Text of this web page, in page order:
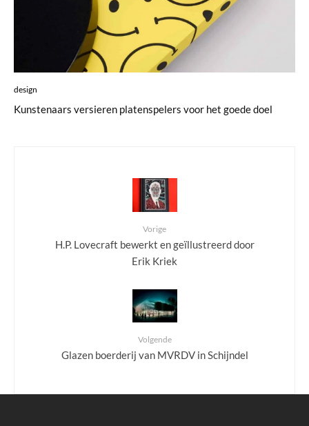
design
Kunstenaars versieren platenspelers voor het goede doel
Vorige
H.P. Lovecraft bewerkt en geïllustreerd door
Erik Kriek
Volgende
Glazen boerderij van MVRDV in Schijndel